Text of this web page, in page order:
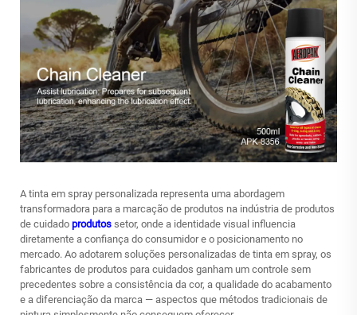
A tinta em spray personalizada representa uma abordagem
transformadora para a marcação de produtos na indústria de produtos
de cuidado produtos setor, onde a identidade visual influencia
diretamente a confiança do consumidor e o posicionamento no
mercado. Ao adotarem soluções personalizadas de tinta em spray, os
fabricantes de produtos para cuidados ganham um controle sem
precedentes sobre a consistência da cor, a qualidade do acabamento
e a diferenciação da marca — aspectos que métodos tradicionais de